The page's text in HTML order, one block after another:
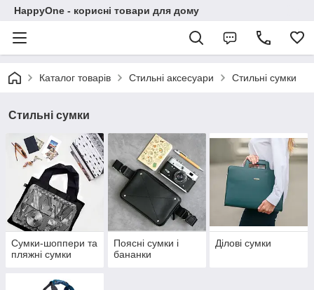
HappyOne - корисні товари для дому
Каталог товарів Стильні аксесуари Стильні сумки
Стильні сумки
Сумки-шоппери та
пляжні сумки
Поясні сумки і
бананки
Ділові сумки